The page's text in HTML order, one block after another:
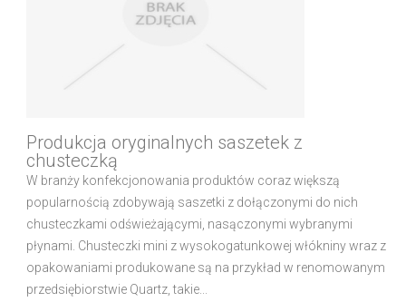
Produkcja oryginalnych saszetek z
chusteczką
W branży konfekcjonowania produktów coraz większą
popularnością zdobywają saszetki z dołączonymi do nich
chusteczkami odświeżającymi, nasączonymi wybranymi
płynami. Chusteczki mini z wysokogatunkowej włókniny wraz z
opakowaniami produkowane są na przykład w renomowanym
przedsiębiorstwie Quartz, takie...